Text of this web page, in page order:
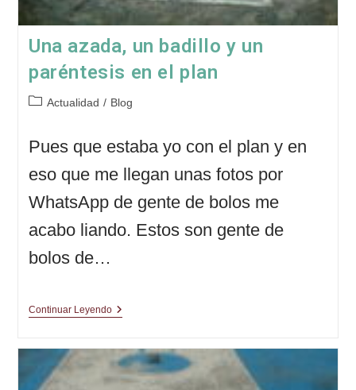
Una azada, un badillo y un
paréntesis en el plan
Categoría
entrada:
Actualidad / Blog
Pues que estaba yo con el plan y en
eso que me llegan unas fotos por
WhatsApp de gente de bolos me
acabo liando. Estos son gente de
bolos de…
Continuar LeyendoUna
Badillo
Y
Un
Paréntesis